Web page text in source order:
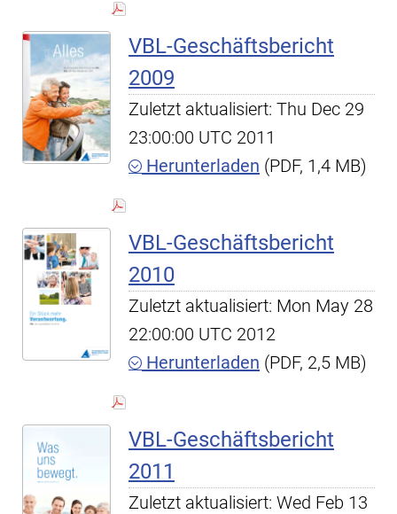
VBL-Geschäftsbericht
2009
Zuletzt aktualisiert: Thu Dec 29
23:00:00 UTC 2011
Herunterladen (PDF, 1,4 MB)
VBL-Geschäftsbericht
2010
Zuletzt aktualisiert: Mon May 28
22:00:00 UTC 2012
Herunterladen (PDF, 2,5 MB)
VBL-Geschäftsbericht
2011
Zuletzt aktualisiert: Wed Feb 13